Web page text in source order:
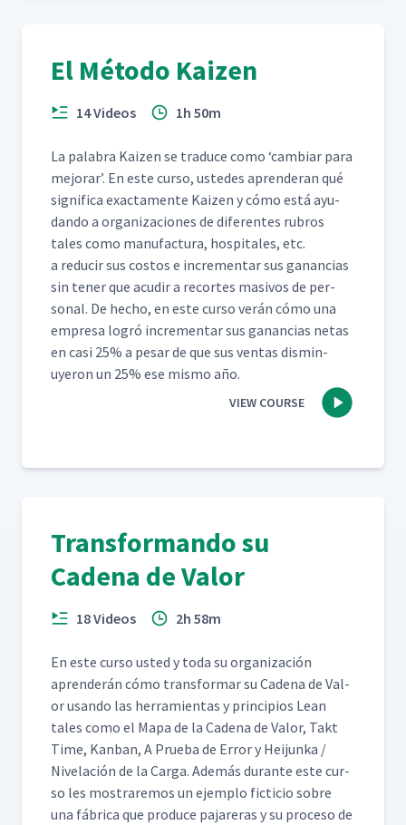
El Método Kaizen
14 Videos 1h 50m
La pal­abra Kaizen se tra­duce como ‘cam­biar para
mejo­rar’. En este cur­so, ust­edes apren­der­an qué
sig­nifi­ca exac­ta­mente Kaizen y cómo está ayu­
dan­do a orga­ni­za­ciones de difer­entes rubros
tales como man­u­fac­tura, hos­pi­tales, etc.
a reducir sus cos­tos e incre­men­tar sus ganan­cias
sin ten­er que acud­ir a recortes masivos de per­
son­al. De hecho, en este cur­so verán cómo una
empre­sa logró incre­men­tar sus ganan­cias netas
en casi 25% a pesar de que sus ven­tas dis­min­
uyeron un 25% ese mis­mo año.
VIEW COURSE
Transformando su
Cadena de Valor
18 Videos 2h 58m
En este cur­so ust­ed y toda su orga­ni­zación
apren­derán cómo trans­for­mar su Cade­na de Val­
or usan­do las her­ramien­tas y prin­ci­p­ios Lean
tales como el Mapa de la Cade­na de Val­or, Takt
Time, Kan­ban, A Prue­ba de Error y Hei­jun­ka /
Nivelación de la Car­ga. Además durante este cur­
so les mostraremos un ejem­p­lo fic­ti­cio sobre
una fábri­ca que pro­duce pajar­eras y su pro­ce­so de